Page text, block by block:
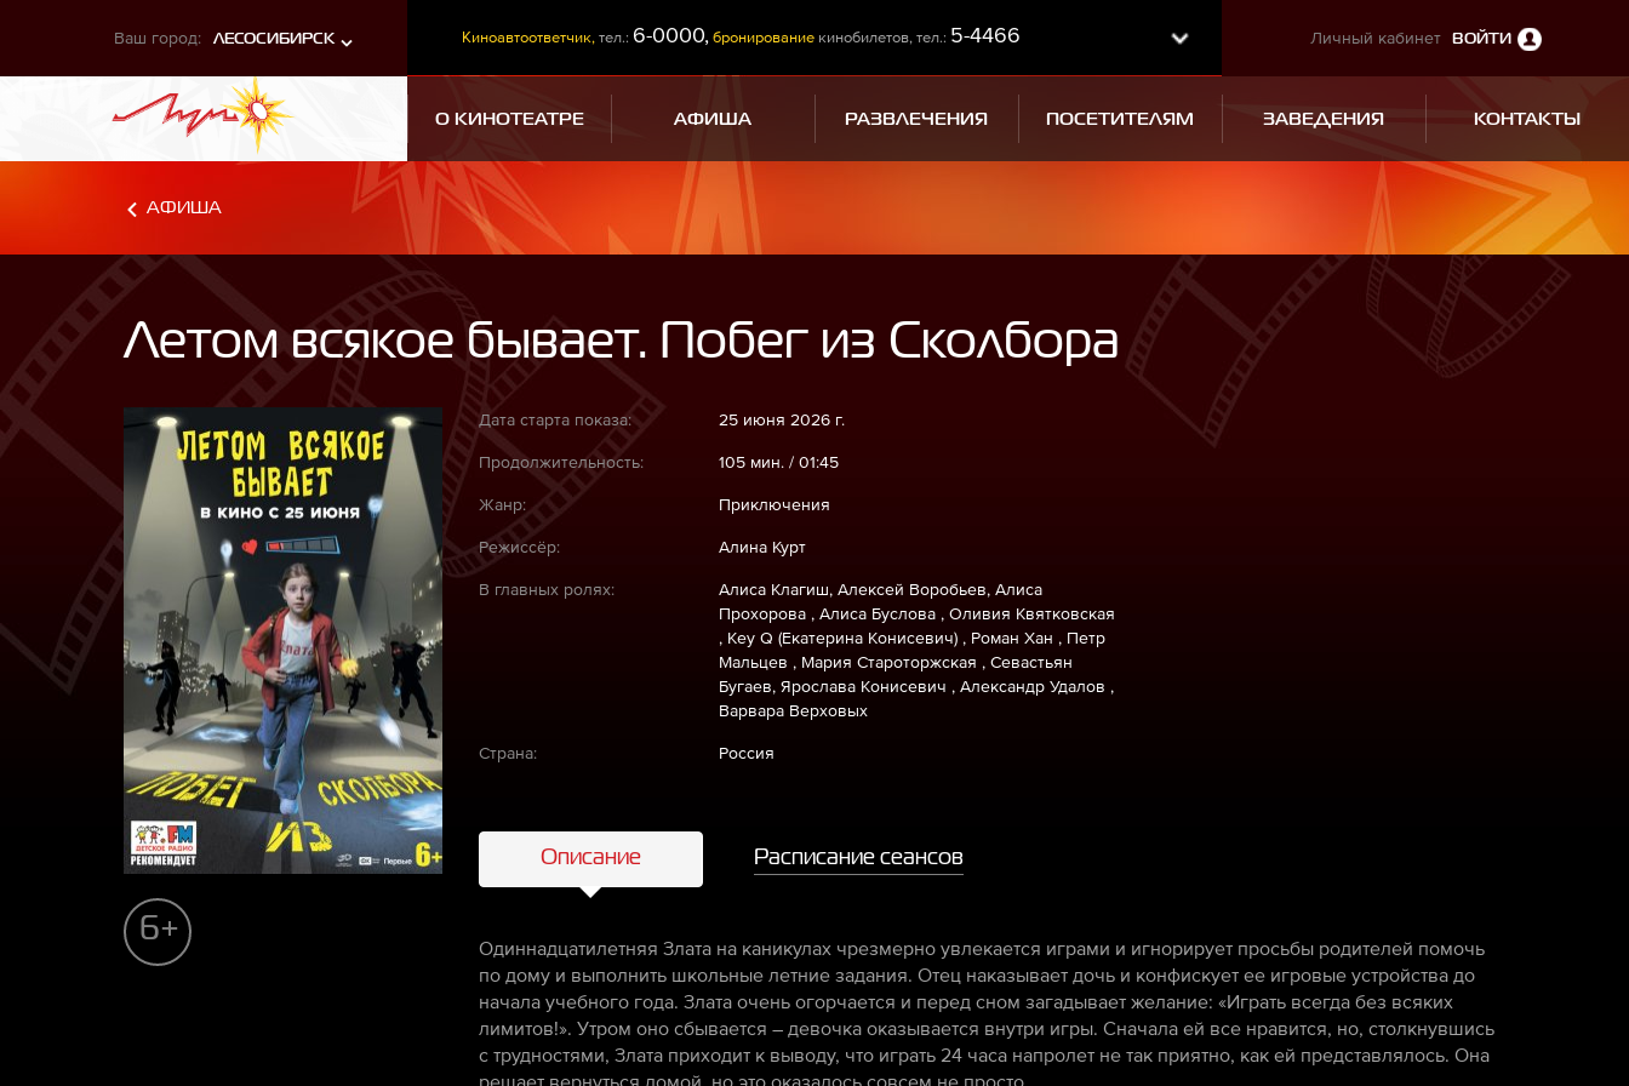
Ваш город: ЛЕСОСИБИРСК Киноавтоответчик, тел.: 6-0000, бронирование кинобилетов, тел.: 5-4466 Личный кабинет ВОЙТИ
О КИНОТЕАТРЕ АФИША РАЗВЛЕЧЕНИЯ ПОСЕТИТЕЛЯМ ЗАВЕДЕНИЯ КОНТАКТЫ
АФИША
Летом всякое бывает. Побег из Сколбора
6+
Дата старта показа: 25 июня 2026 г.
Продолжительность: 105 мин. / 01:45
Жанр: Приключения
Режиссёр: Алина Курт
В главных ролях:
Алиса Клагиш, Алексей Воробьев, Алиса
Прохорова , Алиса Буслова , Оливия Квятковская
, Key Q (Екатерина Конисевич) , Роман Хан , Петр
Мальцев , Мария Староторжская , Севастьян
Бугаев, Ярослава Конисевич , Александр Удалов ,
Варвара Верховых
Страна: Россия
Описание Расписание сеансов
Одиннадцатилетняя Злата на каникулах чрезмерно увлекается играми и игнорирует просьбы родителей помочь
по дому и выполнить школьные летние задания. Отец наказывает дочь и конфискует ее игровые устройства до
начала учебного года. Злата очень огорчается и перед сном загадывает желание: «Играть всегда без всяких
лимитов!». Утром оно сбывается – девочка оказывается внутри игры. Сначала ей все нравится, но, столкнувшись
с трудностями, Злата приходит к выводу, что играть 24 часа напролет не так приятно, как ей представлялось. Она
решает вернуться домой, но это оказалось совсем не просто…